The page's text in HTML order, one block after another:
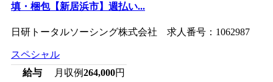
填・梱包【新居浜市】週払い...
日研トータルソーシング株式会社 求人番号：1062987
スペシャル
給与
月収例264,000円